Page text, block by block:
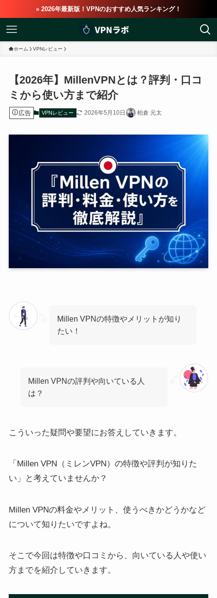
» 2026年最新版！VPNのおすすめ人気ランキング！
ホーム VPNレビュー
【2026年】MillenVPNとは？評判・口コ
ミから使い方まで紹介
広告 VPNレビュー 2026年5月10日 柏倉 元太
Millen VPNの特徴やメリットが知り
たい！
Millen VPNの評判や向いている人
は？
こういった疑問や要望にお答えしていきます。
「Millen VPN（ミレンVPN）の特徴や評判が知りた
い」と考えていませんか？
Millen VPNの料金やメリット、使うべきかどうかなど
について知りたいですよね。
そこで今回は特徴や口コミから、向いている人や使い
方までを紹介していきます。